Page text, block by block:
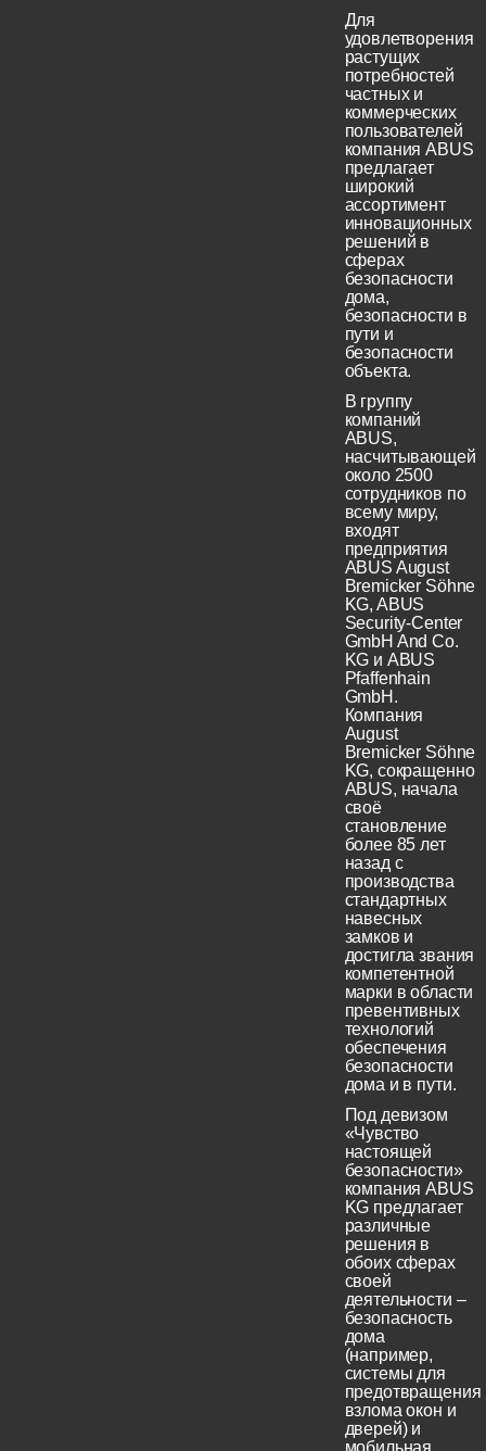
Для
удовлетворения
растущих
потребностей
частных и
коммерческих
пользователей
компания ABUS
предлагает
широкий
ассортимент
инновационных
решений в
сферах
безопасности
дома,
безопасности в
пути и
безопасности
объекта.
В группу
компаний
ABUS,
насчитывающей
около 2500
сотрудников по
всему миру,
входят
предприятия
ABUS August
Bremicker Söhne
KG, ABUS
Security-Center
GmbH And Co.
KG и ABUS
Pfaffenhain
GmbH.
Компания
August
Bremicker Söhne
KG, сокращенно
ABUS, начала
своё
становление
более 85 лет
назад с
производства
стандартных
навесных
замков и
достигла звания
компетентной
марки в области
превентивных
технологий
обеспечения
безопасности
дома и в пути.
Под девизом
«Чувство
настоящей
безопасности»
компания ABUS
KG предлагает
различные
решения в
обоих сферах
своей
деятельности –
безопасность
дома
(например,
системы для
предотвращения
взлома окон и
дверей) и
мобильная